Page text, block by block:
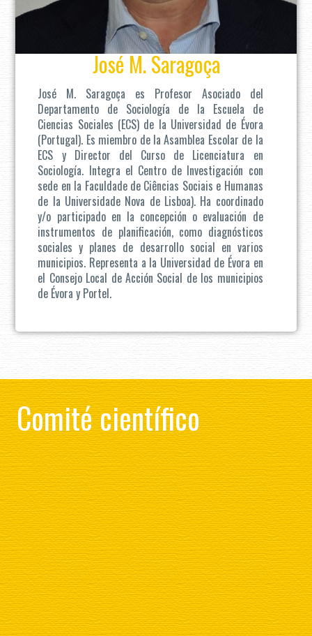
José M. Saragoça
José M. Saragoça es Profesor Asociado del
Departamento de Sociología de la Escuela de
Ciencias Sociales (ECS) de la Universidad de Évora
(Portugal). Es miembro de la Asamblea Escolar de la
ECS y Director del Curso de Licenciatura en
Sociología. Integra el Centro de Investigación con
sede en la Faculdade de Ciências Sociais e Humanas
de la Universidade Nova de Lisboa). Ha coordinado
y/o participado en la concepción o evaluación de
instrumentos de planificación, como diagnósticos
sociales y planes de desarrollo social en varios
municipios. Representa a la Universidad de Évora en
el Consejo Local de Acción Social de los municipios
de Évora y Portel.
Comité científico